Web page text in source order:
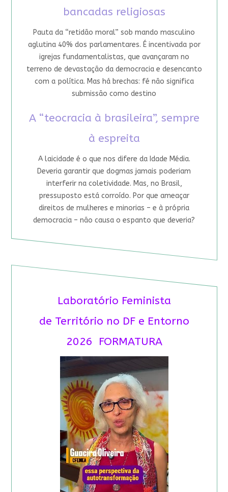
bancadas religiosas
Pauta da “retidão moral” sob mando masculino
aglutina 40% dos parlamentares. É incentivada por
igrejas fundamentalistas, que avançaram no
terreno de devastação da democracia e desencanto
com a política. Mas há brechas: fé não significa
submissão como destino
A “teocracia à brasileira”, sempre
à espreita
A laicidade é o que nos difere da Idade Média.
Deveria garantir que dogmas jamais poderiam
interferir na coletividade. Mas, no Brasil,
pressuposto está corroído. Por que ameaçar
direitos de mulheres e minorias – e à própria
democracia – não causa o espanto que deveria?
Laboratório Feminista
de Território no DF e Entorno
2026 FORMATURA